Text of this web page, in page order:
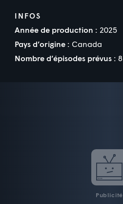
INFOS
Année de production : 2025
Pays d’origine : Canada
Nombre d’épisodes prévus : 8
Publicité